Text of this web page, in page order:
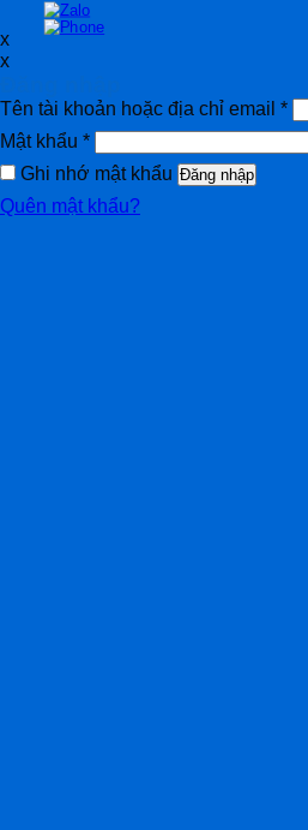
x
x
Tên tài khoản hoặc địa chỉ email *
Mật khẩu *
Ghi nhớ mật khẩu Đăng nhập
Quên mật khẩu?